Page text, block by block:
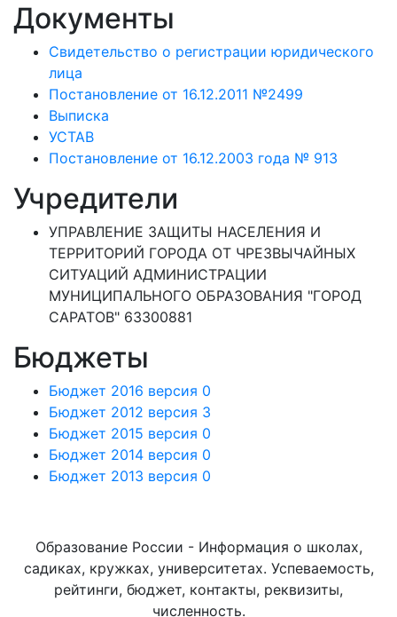
Документы
Свидетельство о регистрации юридического
лица
Постановление от 16.12.2011 №2499
Выписка
УСТАВ
Постановление от 16.12.2003 года № 913
Учредители
УПРАВЛЕНИЕ ЗАЩИТЫ НАСЕЛЕНИЯ И
ТЕРРИТОРИЙ ГОРОДА ОТ ЧРЕЗВЫЧАЙНЫХ
СИТУАЦИЙ АДМИНИСТРАЦИИ
МУНИЦИПАЛЬНОГО ОБРАЗОВАНИЯ "ГОРОД
САРАТОВ" 63300881
Бюджеты
Бюджет 2016 версия 0
Бюджет 2012 версия 3
Бюджет 2015 версия 0
Бюджет 2014 версия 0
Бюджет 2013 версия 0
Образование России - Информация о школах,
садиках, кружках, университетах. Успеваемость,
рейтинги, бюджет, контакты, реквизиты,
численность.